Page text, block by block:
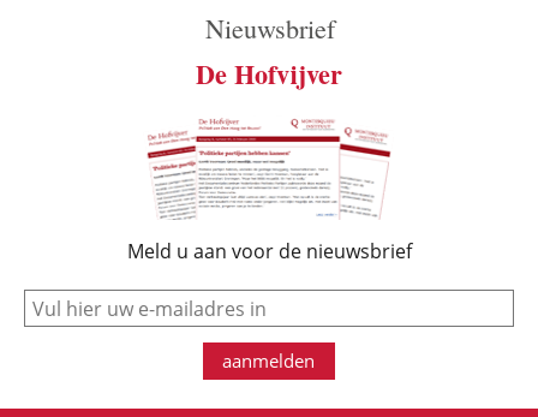
Nieuwsbrief
De Hofvijver
Meld u aan voor de nieuwsbrief
e-mail
aanmelden